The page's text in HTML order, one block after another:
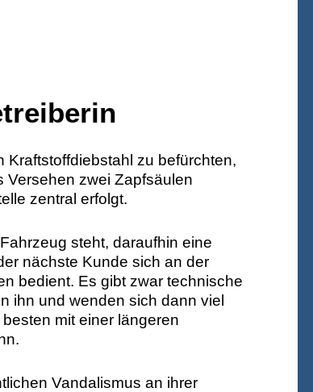
zu befürchten,
Versehen zwei Zapfsäulen
zentral erfolgt.
steht, daraufhin eine
nächste Kunde sich an der
bedient. Es gibt zwar technische
ihn und wenden sich dann viel
mit einer längeren
Vandalismus an ihrer